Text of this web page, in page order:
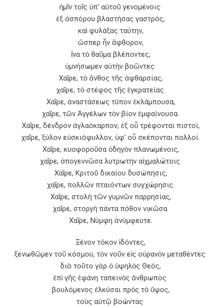
ἡμῖν τοῖς ὑπ’ αὐτοῦ γενομένοις·
ἐξ ἀσπόρου βλαστήσας γαστρός,
καὶ φυλάξας ταύτην,
ὥσπερ ἦν ἄφθορον,
ἵνα τὸ θαῦμα βλέποντες,
ὑμνήσωμεν αὐτὴν βοῶντες·
Χαῖρε, τὸ ἄνθος τῆς ἀφθαρσίας,
χαῖρε, τὸ στέφος τῆς ἐγκρατείας.
Χαῖρε, ἀναστάσεως τύπον ἐκλάμπουσα,
χαῖρε, τῶν Ἀγγέλων τὸν βίον ἐμφαίνουσα.
Χαῖρε, δένδρον ἀγλαόκαρπον, ἐξ οὗ τρέφονται πιστοί,
χαῖρε, ξύλον εὐσκιόφυλλον, ὑφ’ οὗ σκέπονται πολλοί.
Χαῖρε, κυοφοροῦσα ὁδηγὸν πλανωμένοις,
χαῖρε, ἀπογεννῶσα λυτρωτὴν αἰχμαλώτοις.
Χαῖρε, Κριτοῦ δικαίου δυσώπησις,
χαῖρε, πολλῶν πταιόντων συγχώρησις.
Χαῖρε, στολὴ τῶν γυμνῶν παρρησίας,
χαῖρε, στοργὴ πάντα πόθον νικῶσα.
Χαῖρε, Νύμφη ἀνύμφευτε.
Ξένον τόκον ἰδόντες,
ξενωθῶμεν τοῦ κόσμου, τὸν νοῦν εἰς οὐρανὸν μεταθέντες·
διὰ τοῦτο γὰρ ὁ ὑψηλὸς Θεός,
ἐπὶ γῆς ἐφάνη ταπεινὸς ἄνθρωπος·
βουλόμενος ἑλκύσαι πρὸς τὸ ὕψος,
τοὺς αὐτῷ βοώντας·